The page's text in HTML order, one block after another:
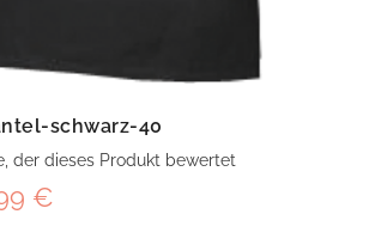
schwarz-40
der dieses Produkt bewertet
€